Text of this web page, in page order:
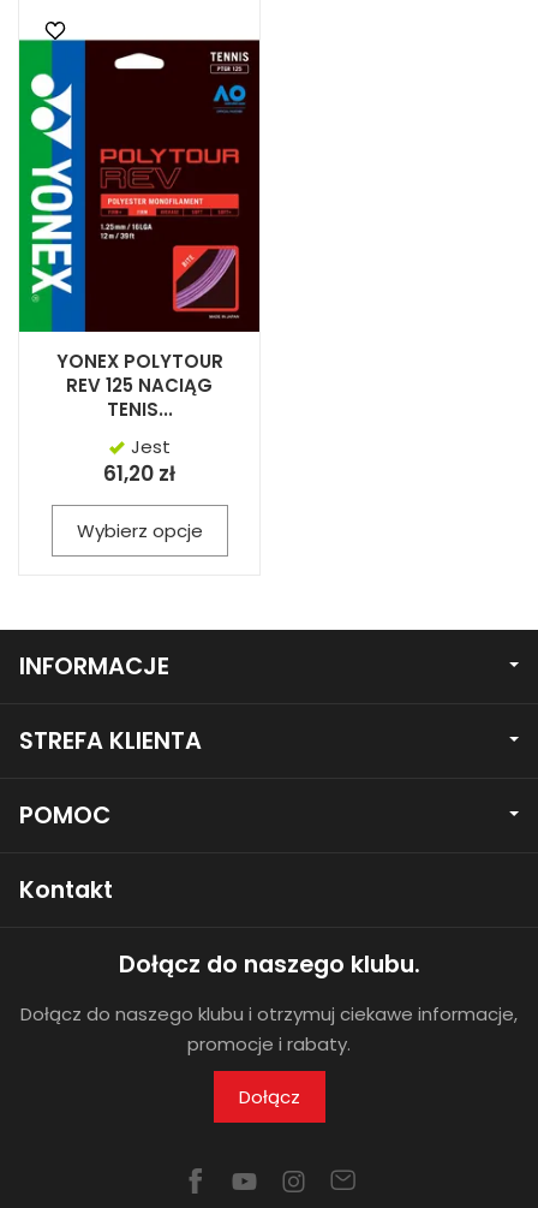
YONEX POLYTOUR
REV 125 NACIĄG
TENIS...
Jest
61,20 zł
Wybierz opcje
INFORMACJE
STREFA KLIENTA
POMOC
Kontakt
Dołącz do naszego klubu.
Dołącz do naszego klubu i otrzymuj ciekawe informacje,
promocje i rabaty.
Dołącz